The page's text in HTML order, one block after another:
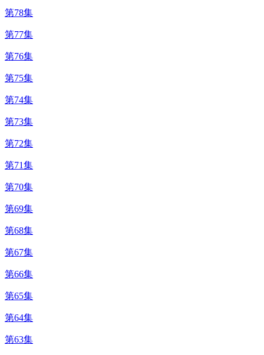
第78集
第77集
第76集
第75集
第74集
第73集
第72集
第71集
第70集
第69集
第68集
第67集
第66集
第65集
第64集
第63集